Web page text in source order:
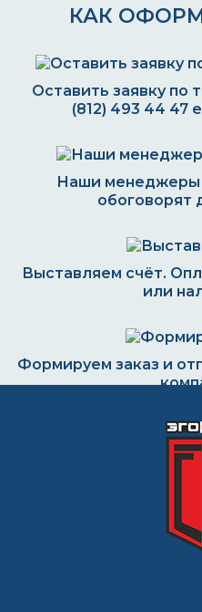
КАК
Оставить заявку по
(812) 493 44 47
Наши менеджеры
обоговорят
Выставляем счёт.
или
Формируем заказ и
Нужен ли для
Растворитель